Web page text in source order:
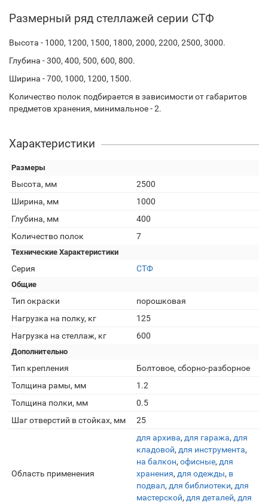
Размерный ряд стеллажей серии СТФ
Высота - 1000, 1200, 1500, 1800, 2000, 2200, 2500, 3000.
Глубина - 300, 400, 500, 600, 800.
Ширина - 700, 1000, 1200, 1500.
Количество полок подбирается в зависимости от габаритов
предметов хранения, минимальное - 2.
Характеристики
Размеры
Высота, мм
2500
Ширина, мм
1000
Глубина, мм
400
Количество полок
7
Технические Характеристики
Серия СТФ
Общие
Тип окраски
порошковая
Нагрузка на полку, кг
125
Нагрузка на стеллаж, кг
600
Дополнительно
Тип крепления
Болтовое, сборно-разборное
Толщина рамы, мм
1.2
Толщина полки, мм
0.5
Шаг отверстий в стойках, мм
25
Область применения
для архива, для гаража, для
кладовой, для инструмента,
на балкон, офисные, для
хранения, для одежды, в
подвал, для библиотеки, для
мастерской, для деталей, для